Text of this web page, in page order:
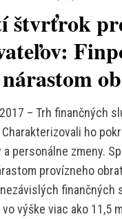
štvrťrok
2017 – Trh
ho
a personálne zmeny.
provízneho
finančných
výške viac ako 11,5